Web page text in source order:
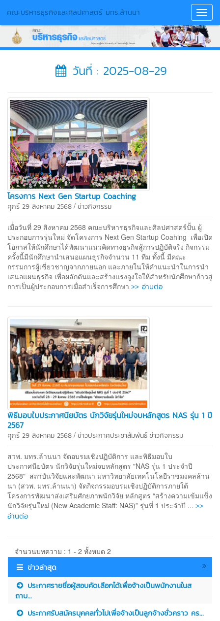
คณะบริหารธุรกิจและศิลปศาสตร์ มทร.ล้านนา
วันที่ : 2025-08-29
โครงการ Next Gen Startup Coaching
ศุกร์ 29 สิงหาคม 2568 / ข่าวกิจกรรม
เมื่่อวันที่ 29 สิงหาคม 2568 คณะบริหารธุรกิจและศิลปศาสตร์ปั้น ผู้
ประกอบการรุ่นใหม่ จัดโครงการ Next Gen Startup Coahing เพื่อเปิด
โอกาสให้นักศึกษาได้พัฒนาแนวคิดทางธุรกิจสู้การปฏิบัติจริง กิจกรรม
ครั้งนี้มีนักศึกษานำเสนอแผนธุรกิจจำนวน 11 ทีม ทั้งนี้ มีคณะ
กรรมการผู้เชี่ยวชาญจากภายนอก และภายในให้คำแนะนำในการนำ
เสนอแผนธุรกิจ เพื่อผลักดันและสร้างแรงจูงใจให้สำหรับนักศึกษาก้าวสู่
การเป็นผู้ประกอบการเมื่อสำเร็จการศึกษา >> อ่านต่อ
พิธีมอบใบประกาศนียบัตร นักวิจัยรุ่นใหม่จบหลักสูตร NAS รุ่น 1 ปี
2567
ศุกร์ 29 สิงหาคม 2568 / ข่าวประกาศประชาสัมพันธ์ข่าวกิจกรรม
สวพ. มทร.ล้านนา จัดอบรมเชิงปฏิบัติการ และพิธีมอบใบ
ประกาศนียบัตร นักวิจัยรุ่นใหม่จบหลักสูตร "NAS รุ่น 1 ประจำปี
2568" สถาบันวิจัยและพัฒนา มหาวิทยาลัยเทคโนโลยีราชมงคลล้าน
นา (สวพ. มทร.ล้านนา) จัดกิจกรรมอบรมเชิงปฏิบัติการภายใต้
โครงการพัฒนาส่งเสริมศักยภาพนักวิจัย หลักสูตร “สร้างความเข้มแข็ง
นักวิจัยรุ่นใหม่ (New Academic Staff: NAS)” รุ่นที่ 1 ประจำปี ... >>
อ่านต่อ
จำนวนบทความ : 1 - 2 ทั้งหมด 2
ข่าวล่าสุด
ประกาศรายชื่อผู้สอบคัดเลือกได้เพื่อจ้างเป็นพนักงานในส
ถาบ...
ประกาศรับสมัครบุคคลทั่วไปเพื่อจ้างเป็นลูกจ้างชั่วคราว คร...